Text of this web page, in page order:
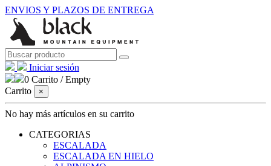
ENVIOS Y PLAZOS DE ENTREGA
Iniciar sesión
0 Carrito /Empty
Carrito
×
No hay más artículos en su carrito
CATEGORIAS
ESCALADA
ESCALADA EN HIELO